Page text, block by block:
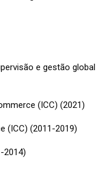
e gestão global
(ICC) (2021)
(ICC) (2011-2019)
2014)